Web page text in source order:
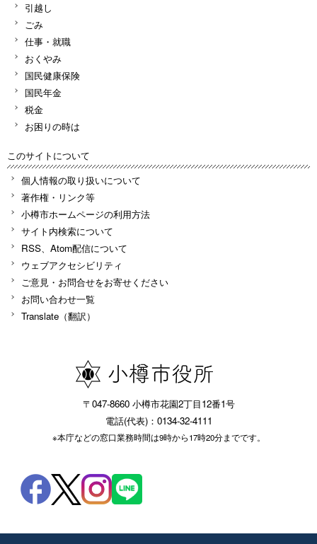
引越し
ごみ
仕事・就職
おくやみ
国民健康保険
国民年金
税金
お困りの時は
このサイトについて
個人情報の取り扱いについて
著作権・リンク等
小樽市ホームページの利用方法
サイト内検索について
RSS、Atom配信について
ウェブアクセシビリティ
ご意見・お問合せをお寄せください
お問い合わせ一覧
Translate（翻訳）
〒047-8660 小樽市花園2丁目12番1号
電話(代表)：0134-32-4111
※本庁などの窓口業務時間は9時から17時20分までです。